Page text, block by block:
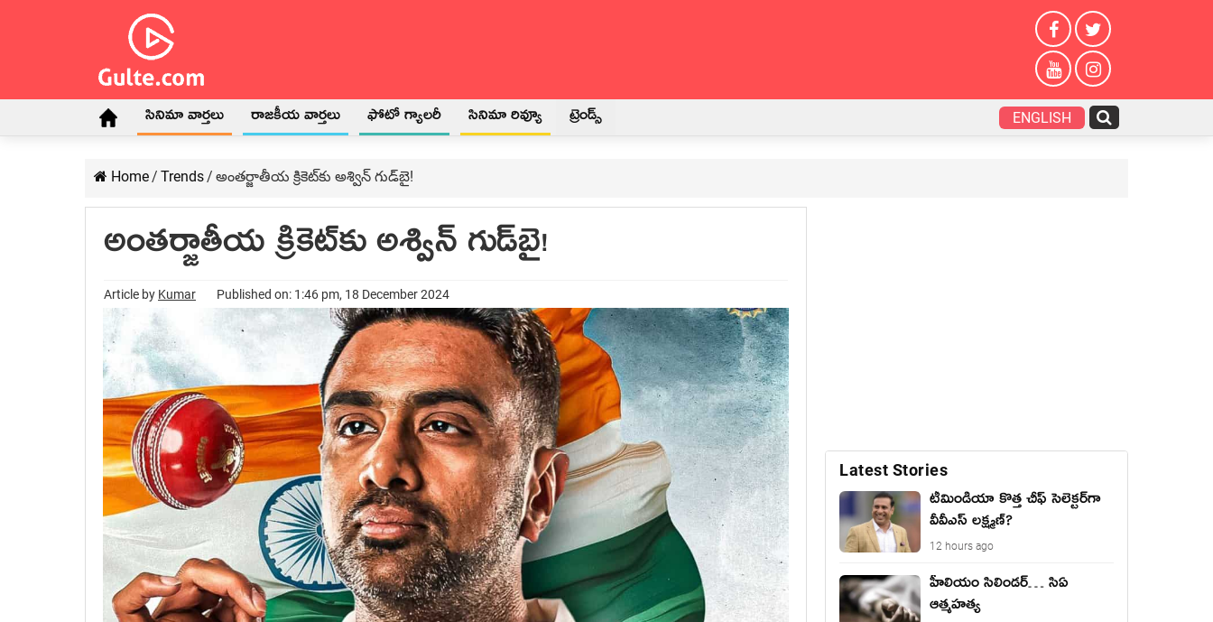
సినిమా వార్తలు రాజకీయ వార్తలు ఫోటో గ్యాలరీ సినిమా రివ్యూ ట్రెండ్స్ ENGLISH
Home/ Trends/ అంతర్జాతీయ క్రికెట్‌కు అశ్విన్ గుడ్‌బై!
అంతర్జాతీయ క్రికెట్‌కు అశ్విన్ గుడ్‌బై!
Article by Kumar Published on: 1:46 pm, 18 December 2024
Latest Stories
టీమిండియా కొత్త చీఫ్ సెలెక్టర్‌గా
వీవీఎస్ లక్ష్మణ్?
12 hours ago
హీలియం సిలిండర్… సిఏ
ఆత్మహత్య